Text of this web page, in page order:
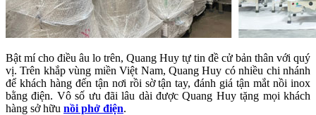
Bật mí cho điều âu lo trên, Quang Huy tự tin đề cử bản thân với quý
vị. Trên khắp vùng miền Việt Nam, Quang Huy có nhiều chi nhánh
để khách hàng đến tận nơi rồi sờ tận tay, đánh giá tận mắt nồi inox
bằng điện. Vô số ưu đãi lâu dài được Quang Huy tặng mọi khách
hàng sở hữu nồi phở điện.